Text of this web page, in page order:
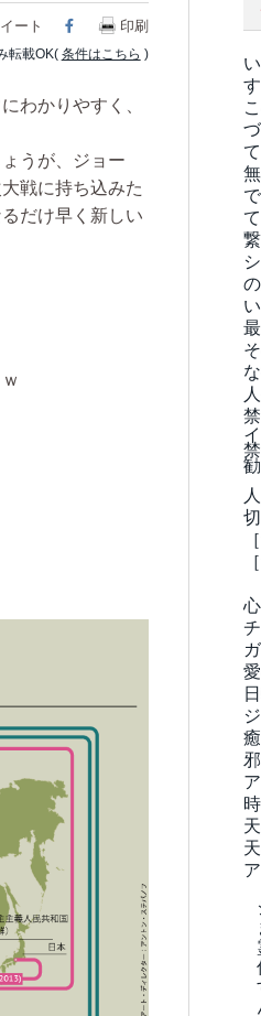
ート Facebook
印刷
転載OK( 条件はこちら )
わかりやすく、
うが、ジョー
戦に持ち込みた
だけ早く新しい
す
て